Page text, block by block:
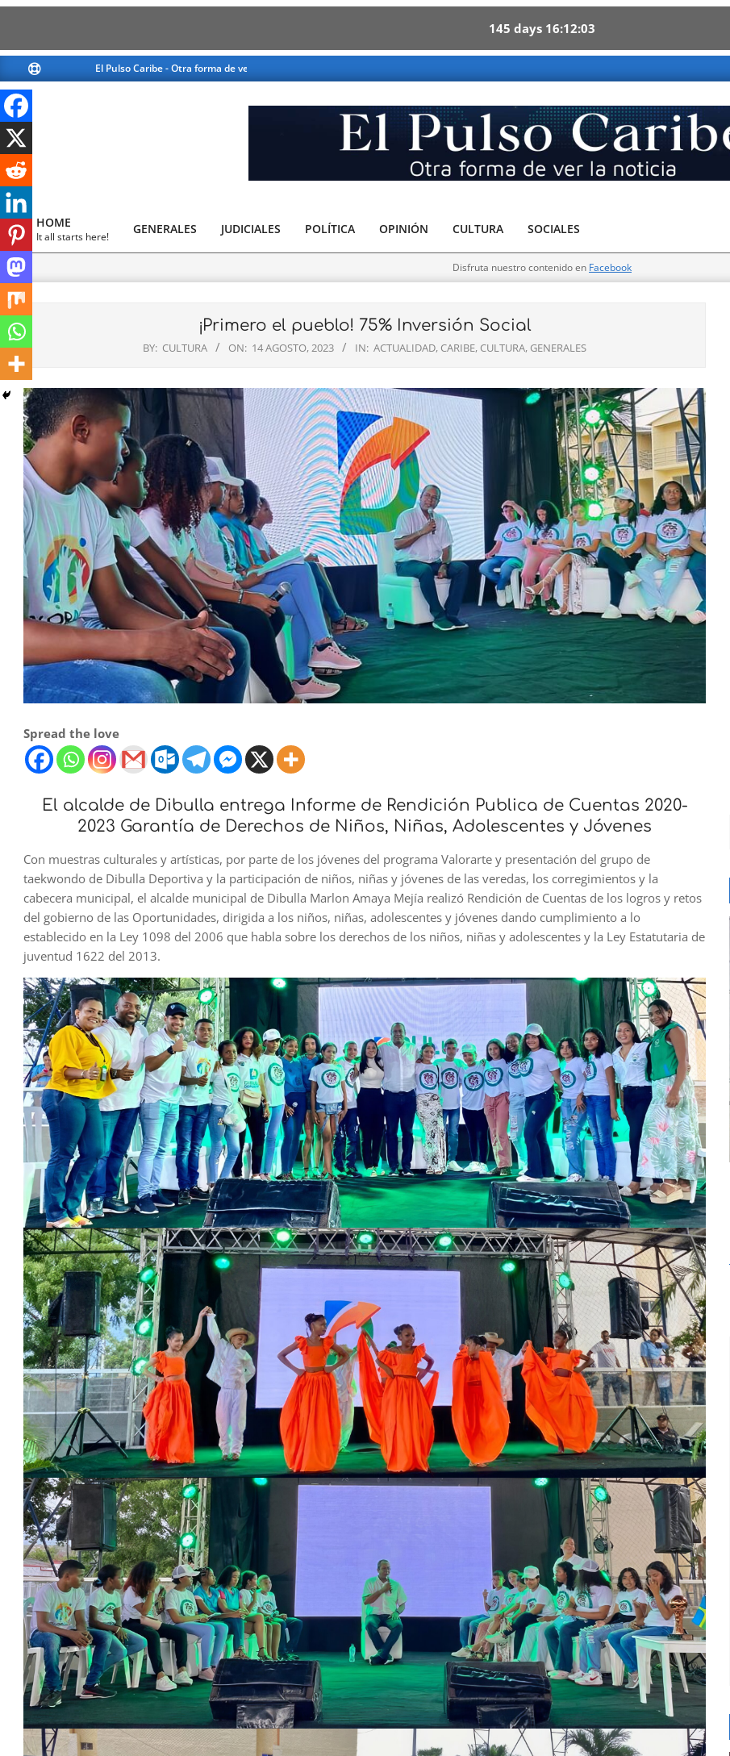
145 days 16 12 01
to
content
El Pulso Caribe - Otra forma de ver la noticia
El
Caribe
Primary
Navigation
Menu
HOME
It all starts here!
GENERALES JUDICIALES POLÍTICA OPINIÓN CULTURA SOCIALES
Disfruta nuestro contenido en Facebook
¡Primero el pueblo! 75% Inversión Social
BY: CULTURA ON: 14 AGOSTO, 2023 IN: ACTUALIDAD, CARIBE, CULTURA, GENERALES
Spread the love
El alcalde de Dibulla entrega Informe de Rendición Publica de Cuentas 2020-
2023 Garantía de Derechos de Niños, Niñas, Adolescentes y Jóvenes
Con muestras culturales y artísticas, por parte de los jóvenes del programa Valorarte y presentación del grupo de
taekwondo de Dibulla Deportiva y la participación de niños, niñas y jóvenes de las veredas, los corregimientos y la
cabecera municipal, el alcalde municipal de Dibulla Marlon Amaya Mejía realizó Rendición de Cuentas de los logros y retos
del gobierno de las Oportunidades, dirigida a los niños, niñas, adolescentes y jóvenes dando cumplimiento a lo
establecido en la Ley 1098 del 2006 que habla sobre los derechos de los niños, niñas y adolescentes y la Ley Estatutaria de
juventud 1622 del 2013.